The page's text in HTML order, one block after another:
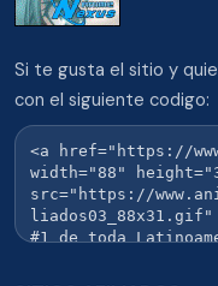
Si te gusta el sitio y
con el siguiente codigo: